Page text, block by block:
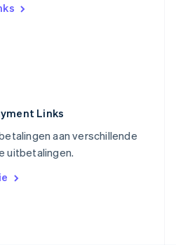
Links
aan verschillende
uitbetalingen.